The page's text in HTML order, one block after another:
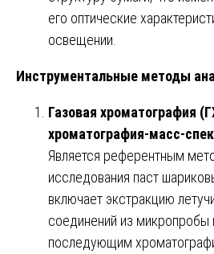
его оптические
освещении.
Инструментальные методы
Газовая хроматография
хроматография-масс-
Является референтным
исследования паст
включает экстракцию
соединений из
последующим